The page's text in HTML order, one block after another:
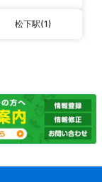
松下駅(1)